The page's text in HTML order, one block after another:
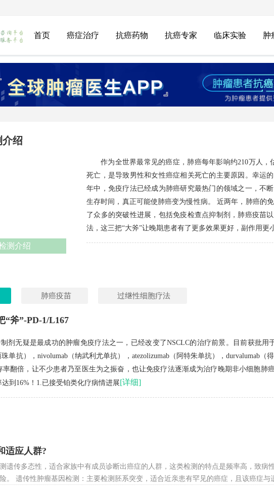
首页 癌症治疗 抗癌药物 抗癌专家 临床实验 肿
绍
测介绍
作为全世界最常见的癌症，肺癌每年影响约210万人，
死亡，是导致男性和女性癌症相关死亡的主要原因。幸运
年中，免疫疗法已经成为肺癌研究最热门的领域之一，不
生存时间，真正可能使肺癌变为慢性病。 近两年，肺癌的免疫治疗领域取得
了众多的突破性进展，包括免疫检查点抑制剂，肺癌疫苗
法，这三把“大斧”让晚期患者有了更多效果更好，副作用更
肺癌疫苗 过继性细胞疗法
“斧”-PD-1/L167
剂无疑是最成功的肿瘤免疫疗法之一，已经改变了NSCLC的治疗前景。目前获批用
珠单抗），nivolumab（纳武利尤单抗），atezolizumab（阿特朱单抗），durvalumab（
翻倍，让不少患者乃至医生为之振奋，也让免疫疗法逐渐成为治疗晚期非小细胞肺癌
到16%！1.已接受铂类化疗病情进展[详细]
适应人群?
遗传多态性，适合家族中有成员诊断出癌症的人群，这类检测的特点是频率高，致病
。 遗传性肿瘤基因检测：主要检测胚系突变，适合近亲患有罕见的癌症，且该癌症与